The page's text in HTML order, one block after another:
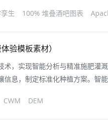
组件，修改默认数据为60或其
生 100% 堆叠酒吧图表
验模板素材）
术，实现智能分析与精准施肥灌
信息，制定标准化种植方案。智
融合渲染场景，以3D校区模型
CWM DEM